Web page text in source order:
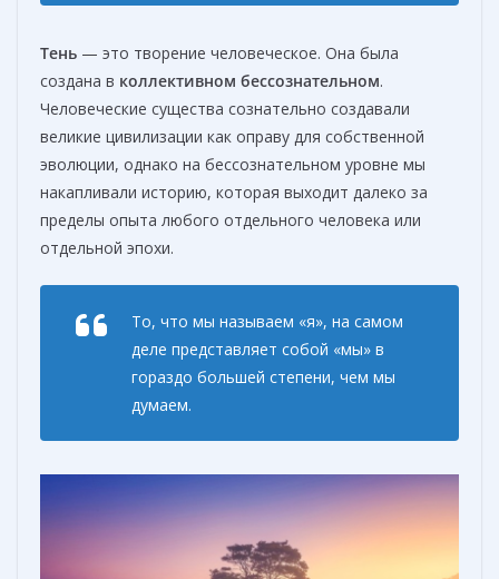
Тень — это творение человеческое. Она была
создана в коллективном бессознательном.
Человеческие существа сознательно создавали
великие цивилизации как оправу для собственной
эволюции, однако на бессознательном уровне мы
накапливали историю, которая выходит далеко за
пределы опыта любого отдельного человека или
отдельной эпохи.
То, что мы называем «я», на самом
деле представляет собой «мы» в
гораздо большей степени, чем мы
думаем.